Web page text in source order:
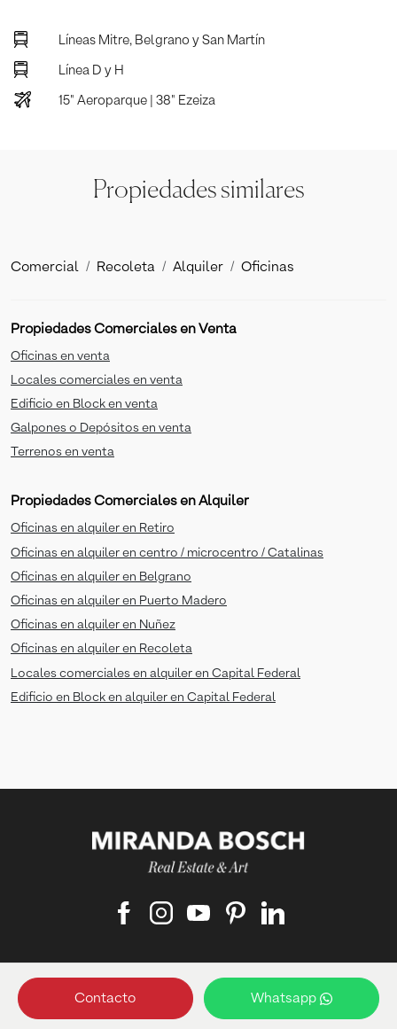
Contacto Whatsapp
Líneas Mitre, Belgrano y San Martín
Línea D y H
15" Aeroparque | 38" Ezeiza
Propiedades similares
Comercial Recoleta Alquiler Oficinas
Propiedades Comerciales en Venta
Oficinas en venta
Locales comerciales en venta
Edificio en Block en venta
Galpones o Depósitos en venta
Terrenos en venta
Propiedades Comerciales en Alquiler
Oficinas en alquiler en Retiro
Oficinas en alquiler en centro / microcentro / Catalinas
Oficinas en alquiler en Belgrano
Oficinas en alquiler en Puerto Madero
Oficinas en alquiler en Nuñez
Oficinas en alquiler en Recoleta
Locales comerciales en alquiler en Capital Federal
Edificio en Block en alquiler en Capital Federal
Matriculado responsable:
Francisco Bosch ‑ Matrícula: 4489